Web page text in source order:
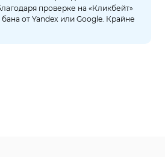
проверке на «Кликбейт»
от Yandex или Google. Крайне